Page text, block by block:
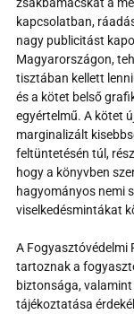
kapcsolatban,
nagy publicitást
Magyarországon,
tisztában kellett
és a kötet belső
egyértelmű. A kötet
marginalizált
feltüntetésén túl,
hogy a könyvben
hagyományos nemi
viselkedésmintákat
A Fogyasztóvédelmi
tartoznak a
biztonsága,
tájékoztatása